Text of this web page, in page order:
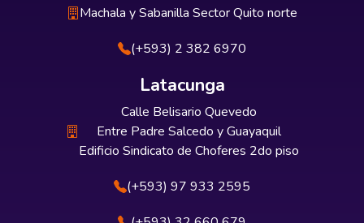
Machala y Sabanilla Sector Quito norte
(+593) 2 382 6970
Latacunga
Calle Belisario Quevedo
Entre Padre Salcedo y Guayaquil
Edificio Sindicato de Choferes 2do piso
(+593) 97 933 2595